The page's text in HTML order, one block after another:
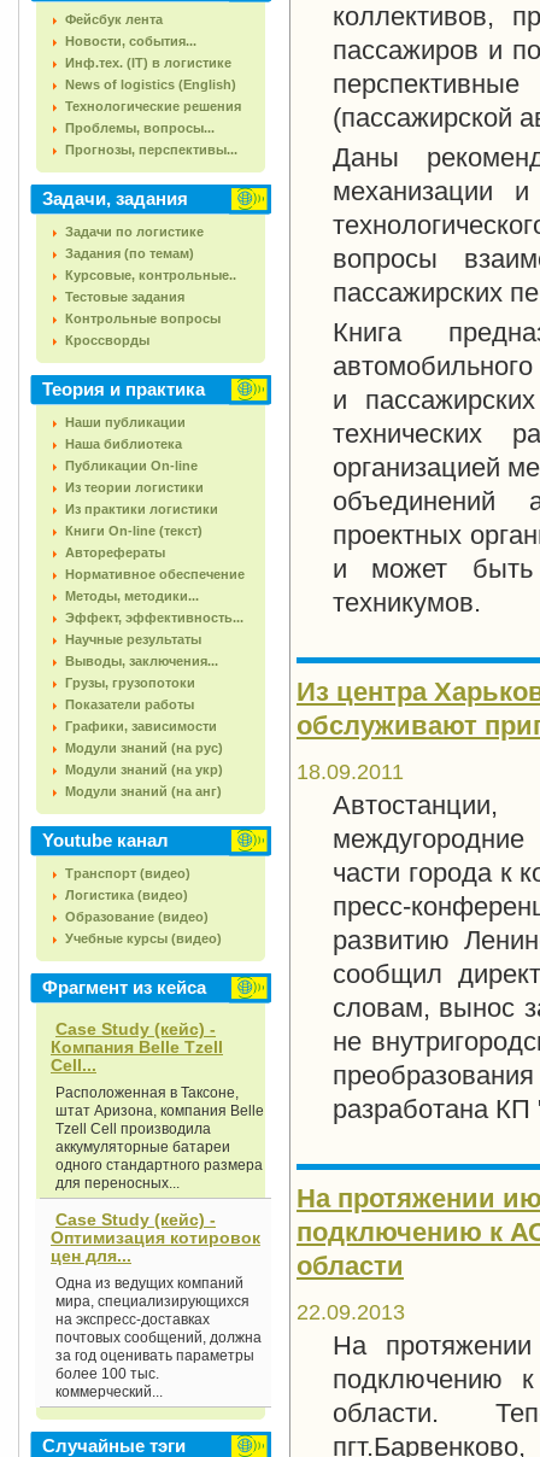
Фейсбук лента
Новости, события...
Инф.тех. (IT) в логистике
News of logistics (English)
Технологические решения
Проблемы, вопросы...
Прогнозы, перспективы...
Задачи, задания
Задачи по логистике
Задания (по темам)
Курсовые, контрольные..
Тестовые задания
Контрольные вопросы
Кроссворды
Теория и практика
Наши публикации
Наша библиотека
Публикации On-line
Из теории логистики
Из практики логистики
Книги On-line (текст)
Авторефераты
Нормативное обеспечение
Методы, методики...
Эффект, эффективность...
Научные результаты
Выводы, заключения...
Грузы, грузопотоки
Показатели работы
Графики, зависимости
Модули знаний (на рус)
Модули знаний (на укр)
Модули знаний (на анг)
Youtube канал
Транспорт (видео)
Логистика (видео)
Образование (видео)
Учебные курсы (видео)
Фрагмент из кейса
Case Study (кейс) -
Компания Belle Tzell
Cell...
Расположенная в Таксоне,
штат Аризона, компания Belle
Tzell Cell производила
аккумуляторные батареи
одного стандартного размера
для переносных...
Case Study (кейс) -
Оптимизация котировок
цен для...
Одна из ведущих компаний
мира, специализирующихся
на экспресс-доставках
почтовых сообщений, должна
за год оценивать параметры
более 100 тыс.
коммерческий...
Случайные тэги
коллективов,
пассажиров и
(пассажирской
Даны
механизации
вопросы
пассажирских
Книга
и
технических
организацией
объединений
проектных
и может быть
техникумов.
Из центра
обслуживают
18.09.2011
части города к
пресс-
развитию
сообщил
словам, вынос
не
разработана КП
На протяжении
подключению к
области
22.09.2013
На
подключению
области.